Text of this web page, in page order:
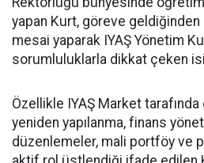
yapan Kurt, göreve
mesai yaparak IYAŞ Yönetim
sorumluluklarla dikkat çeken
Özellikle IYAŞ Market
yeniden yapılanma, finans
düzenlemeler, mali portföy ve